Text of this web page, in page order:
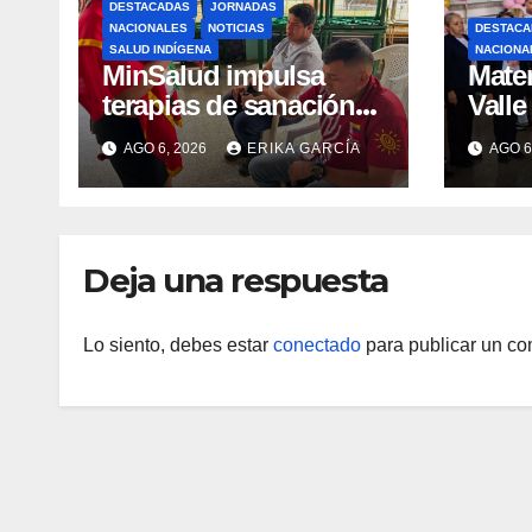
DESTACADAS
JORNADAS
NACIONALES
NOTICIAS
SALUD INDÍGENA
MinSalud impulsa
terapias de sanación
emocional y resiliencia
post-sismo junto a
comunidades
AGO 6, 2026 ERIKA GARCÍA AGO
Deja una respuesta
Lo siento, debes estar conectado para publicar un